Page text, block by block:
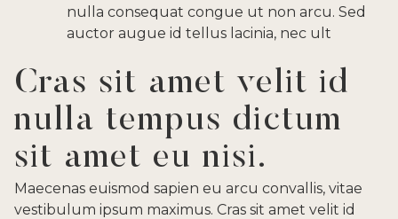
nulla consequat congue ut non arcu. Sed
auctor augue id tellus lacinia, nec ult
Cras sit amet velit id
nulla tempus dictum
sit amet eu nisi.
Maecenas euismod sapien eu arcu convallis, vitae
vestibulum ipsum maximus. Cras sit amet velit id